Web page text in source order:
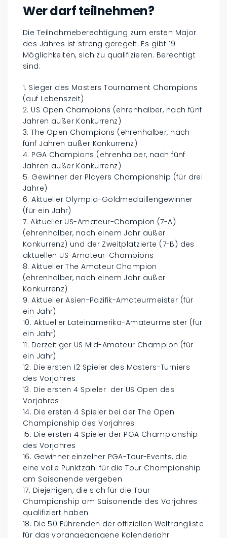
Wer darf teilnehmen?
Die Teilnahmeberechtigung zum ersten Major
des Jahres ist streng geregelt. Es gibt 19
Möglichkeiten, sich zu qualifizieren. Berechtigt
sind:
1. Sieger des Masters Tournament Champions
(auf Lebenszeit)
2. US Open Champions (ehrenhalber, nach fünf
Jahren außer Konkurrenz)
3. The Open Champions (ehrenhalber, nach
fünf Jahren außer Konkurrenz)
4. PGA Champions (ehrenhalber, nach fünf
Jahren außer Konkurrenz)
5. Gewinner der Players Championship (für drei
Jahre)
6. Aktueller Olympia-Goldmedaillengewinner
(für ein Jahr)
7. Aktueller US-Amateur-Champion (7-A)
(ehrenhalber, nach einem Jahr außer
Konkurrenz) und der Zweitplatzierte (7-B) des
aktuellen US-Amateur-Champions
8. Aktueller The Amateur Champion
(ehrenhalber, nach einem Jahr außer
Konkurrenz)
9. Aktueller Asien-Pazifik-Amateurmeister (für
ein Jahr)
10. Aktueller Lateinamerika-Amateurmeister (für
ein Jahr)
11. Derzeitiger US Mid-Amateur Champion (für
ein Jahr)
12. Die ersten 12 Spieler des Masters-Turniers
des Vorjahres
13. Die ersten 4 Spieler der US Open des
Vorjahres
14. Die ersten 4 Spieler bei der The Open
Championship des Vorjahres
15. Die ersten 4 Spieler der PGA Championship
des Vorjahres
16. Gewinner einzelner PGA-Tour-Events, die
eine volle Punktzahl für die Tour Championship
am Saisonende vergeben
17. Diejenigen, die sich für die Tour
Championship am Saisonende des Vorjahres
qualifiziert haben
18. Die 50 Führenden der offiziellen Weltrangliste
für das vorangegangene Kalenderjahr